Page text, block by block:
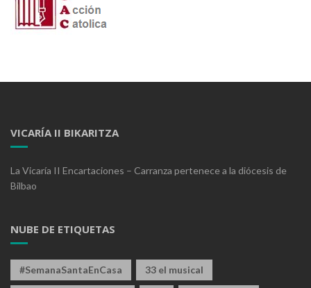
VICARÍA II BIKARITZA
La Vicaría II Encartaciones – Carranza pertenece a la diócesis de
Bilbao
NUBE DE ETIQUETAS
#SemanaSantaEnCasa 33 el musical